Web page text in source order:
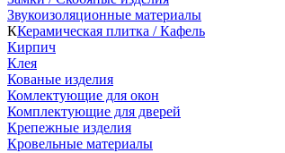
Звукоизоляционные материалы
ККерамическая плитка / Кафель
Кирпич
Клея
Кованые изделия
Комлектующие для окон
Комплектующие для дверей
Крепежные изделия
Кровельные материалы